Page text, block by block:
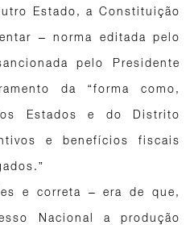
Estado, a Constituição
– norma editada pelo
pelo Presidente
da “forma como,
Estados e do Distrito
e benefícios fiscais
e correta – era de que,
Nacional a produção